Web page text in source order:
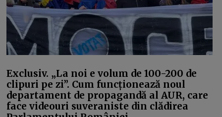
Exclusiv. „La noi e volum de 100-200 de
clipuri pe zi”. Cum funcționează noul
departament de propagandă al AUR, care
face videouri suveraniste din clădirea